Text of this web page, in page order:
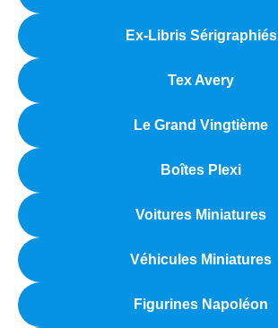
Ex-Libris Sérigraphiés
Tex Avery
Le Grand Vingtième
Boîtes Plexi
Voitures Miniatures
Véhicules Miniatures
Figurines Napoléon